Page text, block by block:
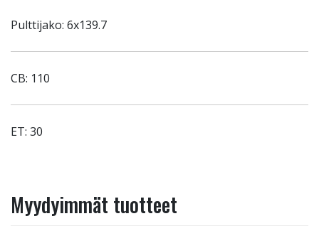
Pulttijako: 6x139.7
CB: 110
ET: 30
Myydyimmät tuotteet